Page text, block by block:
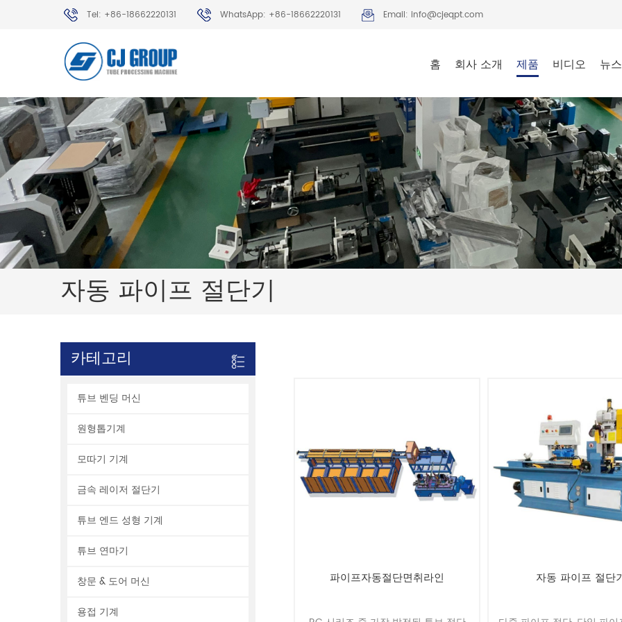
Tel: +86-18662220131 WhatsApp: +86-18662220131 Email: info@cjeqpt.com
홈 회사 소개 제품 비디오 뉴스
자동 파이프 절단기
카테고리
튜브 벤딩 머신
원형톱기계
모따기 기계
금속 레이저 절단기
튜브 엔드 성형 기계
튜브 연마기
창문 & 도어 머신
용접 기계
파이프자동절단면취라인 자동 파이프 절단